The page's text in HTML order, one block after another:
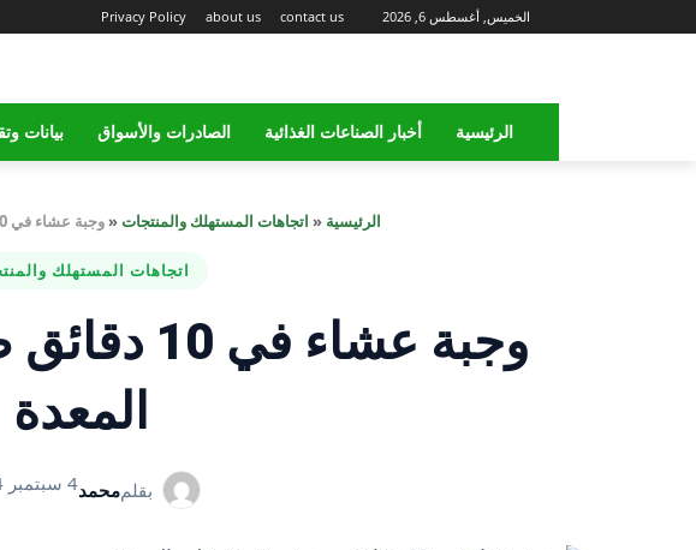
الخميس, أغسطس 6, 2026 Privacy Policy about us contact us
الرئيسية أخبار الصناعات الغذائية الصادرات والأسواق بيانات
الرئيسية « اتجاهات المستهلك والمنتجات«وجبة عشاء في 10 دقائق صحية وخفيفة على المعدة
اتجاهات المستهلك
وجبة عشاء
المعدة
بقلممحمد4 سبتمبر 2024